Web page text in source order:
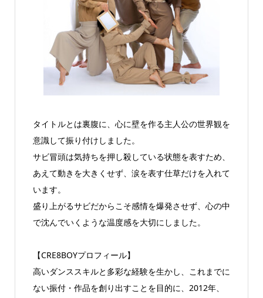
タイトルとは裏腹に、心に壁を作る主人公の世界観を
意識して振り付けしました。
サビ冒頭は気持ちを押し殺している状態を表すため、
あえて動きを大きくせず、涙を表す仕草だけを入れて
います。
盛り上がるサビだからこそ感情を爆発させず、心の中
で沈んでいくような温度感を大切にしました。
【CRE8BOYプロフィール】
高いダンススキルと多彩な経験を生かし、これまでに
ない振付・作品を創り出すことを目的に、2012年、